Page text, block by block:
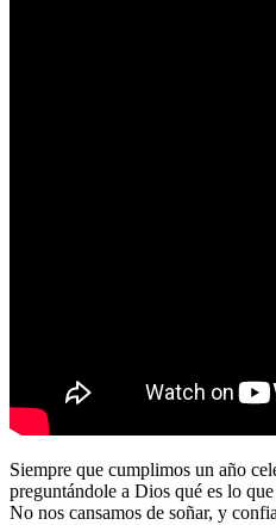
Siempre que cumplimos un año
preguntándole a Dios qué es lo
No nos cansamos de soñar, y